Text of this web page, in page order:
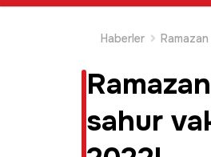
Haberler
sahur